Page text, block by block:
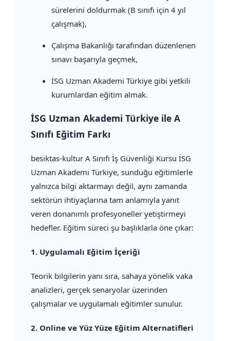
sürelerini doldurmak (B sınıfı için 4 yıl
çalışmak),
Çalışma Bakanlığı tarafından düzenlenen
sınavı başarıyla geçmek,
İSG Uzman Akademi Türkiye gibi yetkili
kurumlardan eğitim almak.
İSG Uzman Akademi Türkiye ile A
Sınıfı Eğitim Farkı
besiktas-kultur A Sınıfı İş Güvenliği Kursu İSG
Uzman Akademi Türkiye, sunduğu eğitimlerle
yalnızca bilgi aktarmayı değil, aynı zamanda
sektörün ihtiyaçlarına tam anlamıyla yanıt
veren donanımlı profesyoneller yetiştirmeyi
hedefler. Eğitim süreci şu başlıklarla öne çıkar:
1. Uygulamalı Eğitim İçeriği
Teorik bilgilerin yanı sıra, sahaya yönelik vaka
analizleri, gerçek senaryolar üzerinden
çalışmalar ve uygulamalı eğitimler sunulur.
2. Online ve Yüz Yüze Eğitim Alternatifleri